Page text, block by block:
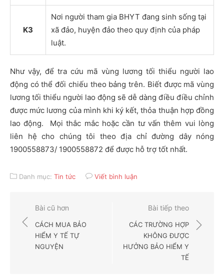
K3
Nơi người tham gia BHYT đang sinh sống tại
xã đảo, huyện đảo theo quy định của pháp
luật.
Như vậy, để tra cứu mã vùng lương tối thiểu người lao
động có thể đối chiếu theo bảng trên. Biết được mã vùng
lương tối thiểu người lao động sẽ dễ dàng điều điều chỉnh
được mức lương của mình khi ký kết, thỏa thuận hợp đồng
lao động. Mọi thắc mắc hoặc cần tư vấn thêm vui lòng
liên hệ cho chúng tôi theo địa chỉ đường dây nóng
1900558873/ 1900558872 để được hỗ trợ tốt nhất.
Danh mục: Tin tức Viết bình luận
Điều
hướng
bài
viết
Bài cũ hơn
CÁCH MUA BẢO
HIỂM Y TẾ TỰ
NGUYỆN
Bài tiếp theo
CÁC TRƯỜNG HỢP
KHÔNG ĐƯỢC
HƯỞNG BẢO HIỂM Y
TẾ